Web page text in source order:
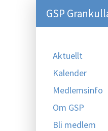
GSP
Aktuellt
Kalender
Medlemsinfo
Om GSP
Bli medlem